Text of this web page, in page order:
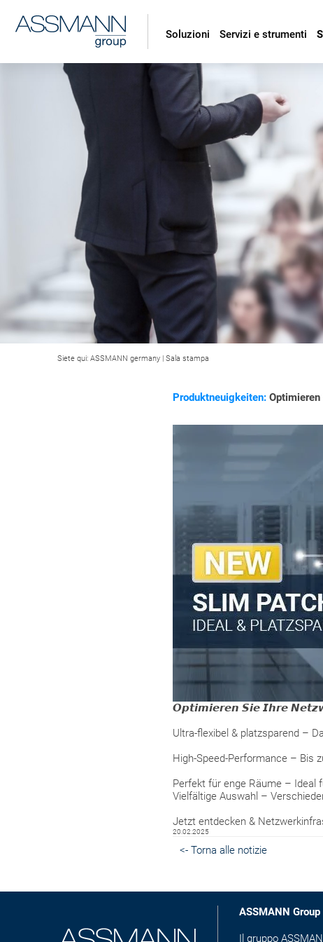
Soluzioni Servizi e strumenti
Siete qui: ASSMANN germany | Sala stampa
Produktneuigkeiten:
𝙊𝙥𝙩𝙞𝙢𝙞𝙚𝙧𝙚𝙣 𝙎𝙞𝙚 𝙄𝙝𝙧𝙚
Ultra-flexibel & platzsparend –
High-Speed-Performance – Bis
Perfekt für enge Räume – Ideal
Vielfältige Auswahl –
Jetzt entdecken &
20.02.2025
<- Torna alle notizie
ASSMANN Group
Il gruppo